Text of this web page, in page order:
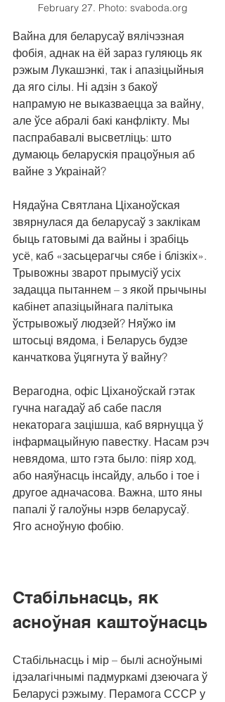
February 27. Photo: svaboda.org
Вайна для беларусаў вялічэзная
фобія, аднак на ёй зараз гуляюць як
рэжым Лукашэнкі, так і апазіцыйныя
да яго сілы. Ні адзін з бакоў
напрамую не выказваецца за вайну,
але ўсе абралі бакі канфлікту. Мы
паспрабавалі высветліць: што
думаюць беларускія працоўныя аб
вайне з Украінай?
Нядаўна Святлана Ціханоўская
звярнулася да беларусаў з заклікам
быць гатовымі да вайны і зрабіць
усё, каб «засьцерагчы сябе і блізкіх».
Трывожны зварот прымусіў усіх
задацца пытаннем – з якой прычыны
кабінет апазіцыйнага палітыка
ўстрывожыў людзей? Няўжо ім
штосьці вядома, і Беларусь будзе
канчаткова ўцягнута ў вайну?
Верагодна, офіс Ціханоўскай гэтак
гучна нагадаў аб сабе пасля
некаторага зацішша, каб вярнуцца ў
інфармацыйную павестку. Насам рэч
невядома, што гэта было: піяр ход,
або наяўнасць інсайду, альбо і тое і
другое адначасова. Важна, што яны
папалі ў галоўны нэрв беларусаў.
Яго асноўную фобію.
Стабільнасць, як
асноўная каштоўнасць
Стабільнасць і мір – былі асноўнымі
ідэалагічнымі падмуркамі дзеючага ў
Беларусі рэжыму. Перамога СССР у